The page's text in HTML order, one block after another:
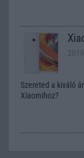
Szereted a kiváló
Xiaomihoz?